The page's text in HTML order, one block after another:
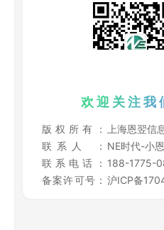
欢迎关注我
版 权 所 有 ：
上海恩翌信
联 系 人 ： NE时代-小恩
联 系 电 话 ： 188-1775-
备案许可号 ： 沪ICP备